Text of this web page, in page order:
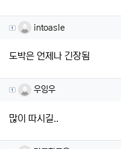
intoasle님의 댓
intoasle
도박은 언제나 긴장됨
우잉우님의 댓글
우잉우
많이 따시길..